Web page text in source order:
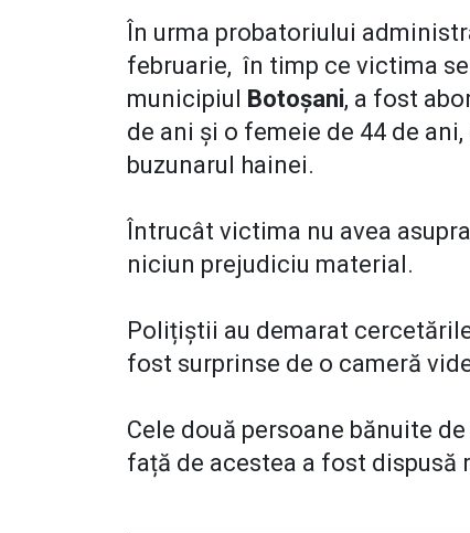
În urma probatoriului
februarie, în timp ce victima
municipiul
Botoșani, a fost
de ani și o femeie de 44 de
buzunarul hainei.
Întrucât victima nu avea
niciun prejudiciu material.
Polițiștii au demarat
fost surprinse de o cameră
Cele două persoane bănuite
față de acestea a fost dispusă